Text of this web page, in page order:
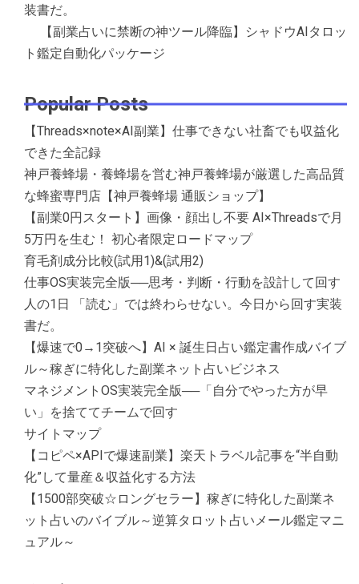
装書だ。
【副業占いに禁断の神ツール降臨】シャドウAIタロッ
ト鑑定自動化パッケージ
Popular Posts
【Threads×note×AI副業】仕事できない社畜でも収益化
できた全記録
神戸養蜂場・養蜂場を営む神戸養蜂場が厳選した高品質
な蜂蜜専門店【神戸養蜂場 通販ショップ】
【副業0円スタート】画像・顔出し不要 AI×Threadsで月
5万円を生む！ 初心者限定ロードマップ
育毛剤成分比較(試用1)&(試用2)
仕事OS実装完全版──思考・判断・行動を設計して回す
人の1日 「読む」では終わらせない。今日から回す実装
書だ。
【爆速で0→1突破へ】AI × 誕生日占い鑑定書作成バイブ
ル～稼ぎに特化した副業ネット占いビジネス
マネジメントOS実装完全版──「自分でやった方が早
い」を捨ててチームで回す
サイトマップ
【コピペ×APIで爆速副業】楽天トラベル記事を“半自動
化”して量産＆収益化する方法
【1500部突破☆ロングセラー】稼ぎに特化した副業ネ
ット占いのバイブル～逆算タロット占いメール鑑定マニ
ュアル～